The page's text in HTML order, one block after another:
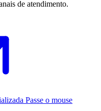
de atendimento.
Passe o mouse